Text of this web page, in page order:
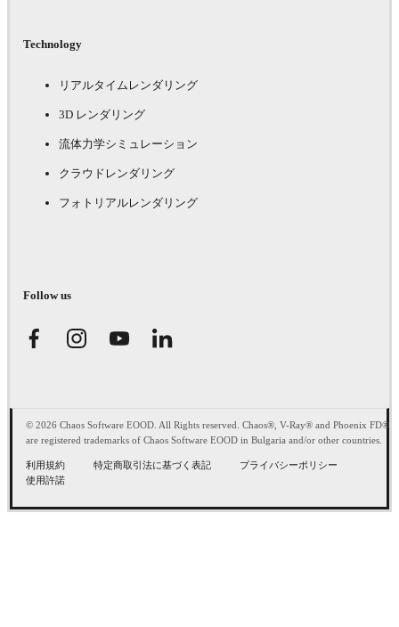
Technology
リアルタイムレンダリング
3D レンダリング
流体力学シミュレーション
クラウドレンダリング
フォトリアルレンダリング
Follow us
© 2026 Chaos Software EOOD. All Rights reserved. Chaos®, V-Ray® and Phoenix FD®
are registered trademarks of Chaos Software EOOD in Bulgaria and/or other countries.
利用規約 特定商取引法に基づく表記
プライバシーポリシー
使用許諾